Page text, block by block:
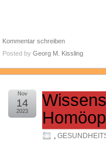
Kommentar schreiben
Posted by Georg M. Kissling
,
Nov
14
2023